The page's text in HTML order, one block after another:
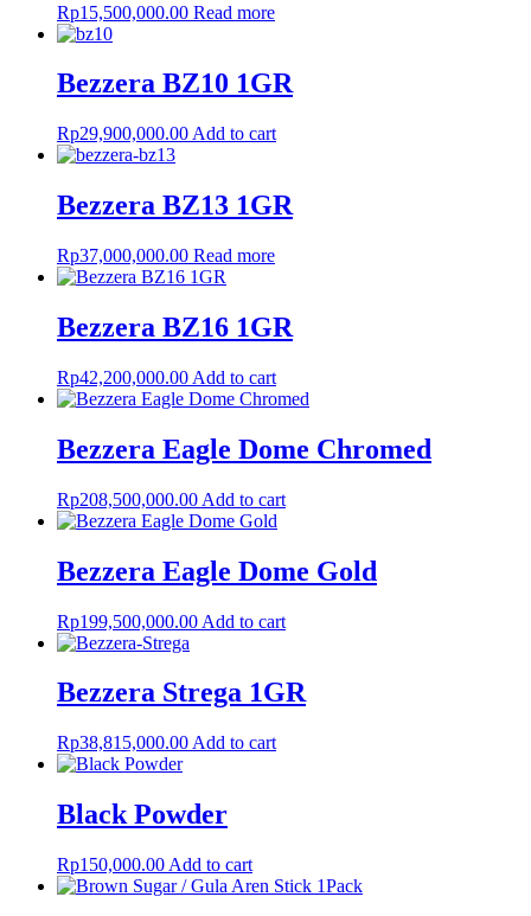
Rp15,500,000.00 Read more
Bezzera BZ10 1GR
Rp29,900,000.00 Add to cart
Bezzera BZ13 1GR
Rp37,000,000.00 Read more
Bezzera BZ16 1GR
Rp42,200,000.00 Add to cart
Bezzera Eagle Dome Chromed
Rp208,500,000.00 Add to cart
Bezzera Eagle Dome Gold
Rp199,500,000.00 Add to cart
Bezzera Strega 1GR
Rp38,815,000.00 Add to cart
Black Powder
Rp150,000.00 Add to cart